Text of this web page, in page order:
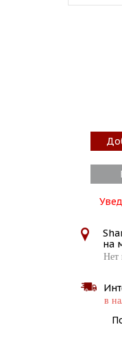
на
Нет
в